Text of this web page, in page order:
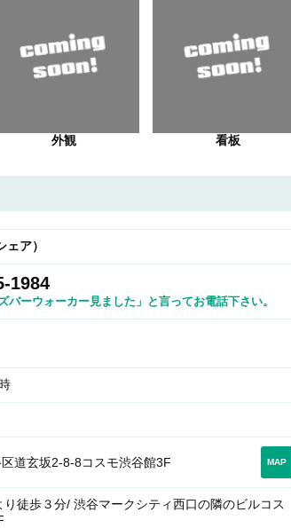
外観 看板
ア）
1984
バーウォーカー見ました」と言ってお電話下さい。
道玄坂2-8-8コスモ渋谷館3F MAP
り徒歩３分/ 渋谷マークシティ西口の隣のビルコス